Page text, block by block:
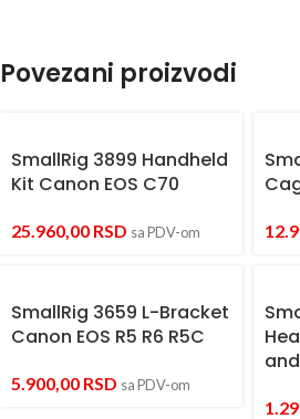
Povezani proizvodi
SmallRig 3899 Handheld
Kit Canon EOS C70
25.960,00 RSD sa PDV-om
SmallRig 3659 L-Bracket
Canon EOS R5 R6 R5C
5.900,00 RSD sa PDV-om